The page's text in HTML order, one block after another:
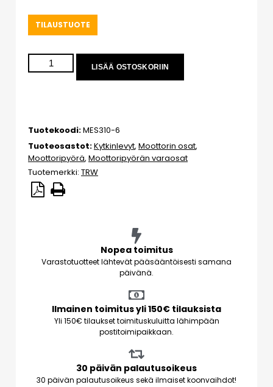
TILAUSTUOTE
LISÄÄ OSTOSKORIIN
Tuotekoodi:MES310-6
Tuoteosastot:Kytkinlevyt, Moottorin osat,
Moottoripyörä, Moottoripyörän varaosat
Tuotemerkki: TRW
Nopea toimitus
Varastotuotteet lähtevät pääsääntöisesti samana
päivänä.
Ilmainen toimitus yli 150€ tilauksista
Yli 150€ tilaukset toimituskuluitta lähimpään
postitoimipaikkaan.
30 päivän palautusoikeus
30 päivän palautusoikeus sekä ilmaiset koonvaihdot!